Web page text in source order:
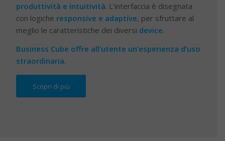
produttività e intuitività. L’interfaccia è disegnata
con logiche responsive e adaptive, per sfruttare al
meglio le caratteristiche dei diversi device.
Business Cube offre all’utente un’esperienza d’uso
straordinaria.
Scopri di più